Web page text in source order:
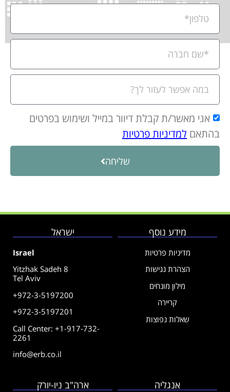
אני מאשר/ת קבלת דיוור במייל ושימוש בפרטים
בהתאם למדיניות פרטיות
שליחה
מידע נוסף
מדיניות פרטיות
הצהרת נגישות
מילון מונחים
קריירה
שאלות נפוצות
ישראל
Israel
Yitzhak Sadeh 8
Tel Aviv
+972-3-5197200
+972-3-5197201
Call Center: +1-917-732-
2261
info@erb.co.il
אנגליה ארה"ב ניו-יורק